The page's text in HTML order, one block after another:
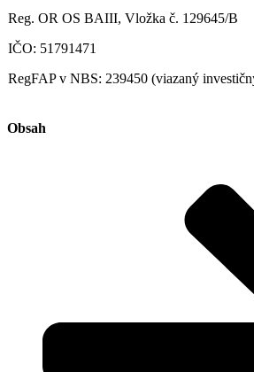
Reg. OR OS BAIII, Vložka č. 129645/B
IČO: 51791471
RegFAP v NBS: 239450 (viazaný
Obsah